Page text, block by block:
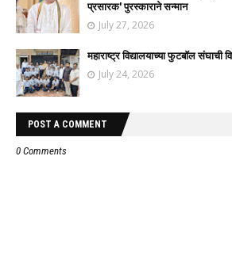
प्रसारक' पुरस्काराने सन्मान
July 27, 2026
महाराष्ट्र विद्यालयाच्या फुटबॉल संघाची
July 24, 2026
POST A COMMENT
0 Comments